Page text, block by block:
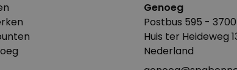
Genoeg
Postbus 595 -
Huis ter Heideweg
Nederland